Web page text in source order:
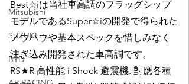
Mitsubishi
SUZUKI
BYD
Best☆iは当社車高調のフラッグシップ
モデルであるSuper☆iの開発で得られた
ノウハウや基本スペックを惜しみなく
注ぎ込み開発された車高調です。
RS★R 高性能 i Shock 避震機. 對應各種